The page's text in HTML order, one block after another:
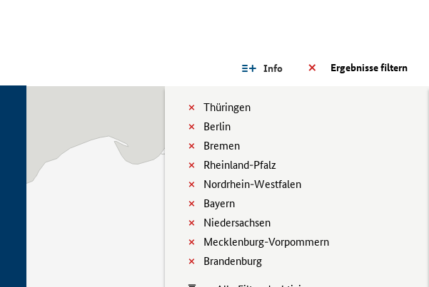
Ergebnisse filtern
Info
Thüringen
Berlin
Bremen
Rheinland-Pfalz
Nordrhein-Westfalen
Bayern
Niedersachsen
Mecklenburg-Vorpommern
Brandenburg